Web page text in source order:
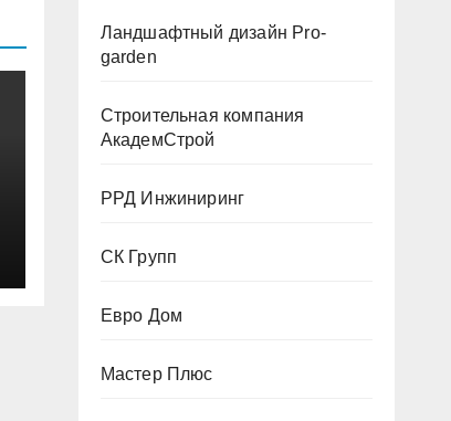
Ландшафтный дизайн Pro-
garden
Строительная компания
АкадемСтрой
РРД Инжиниринг
СК Групп
Евро Дом
Мастер Плюс